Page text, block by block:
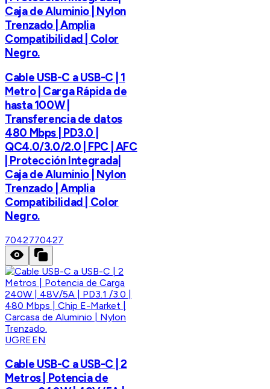
Caja de Aluminio | Nylon
Trenzado | Amplia
Compatibilidad | Color
Negro.
Cable USB-C a USB-C | 1
Metro | Carga Rápida de
hasta 100W |
Transferencia de datos
480 Mbps | PD3.0 |
QC4.0/3.0/2.0 | FPC | AFC
| Protección Integrada|
Caja de Aluminio | Nylon
Trenzado | Amplia
Compatibilidad | Color
Negro.
7042770427
UGREEN
Cable USB-C a USB-C | 2
Metros | Potencia de